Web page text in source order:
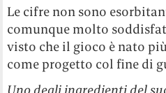
Le cifre non sono
comunque molto
visto che il gioco è nato
come progetto col fine di